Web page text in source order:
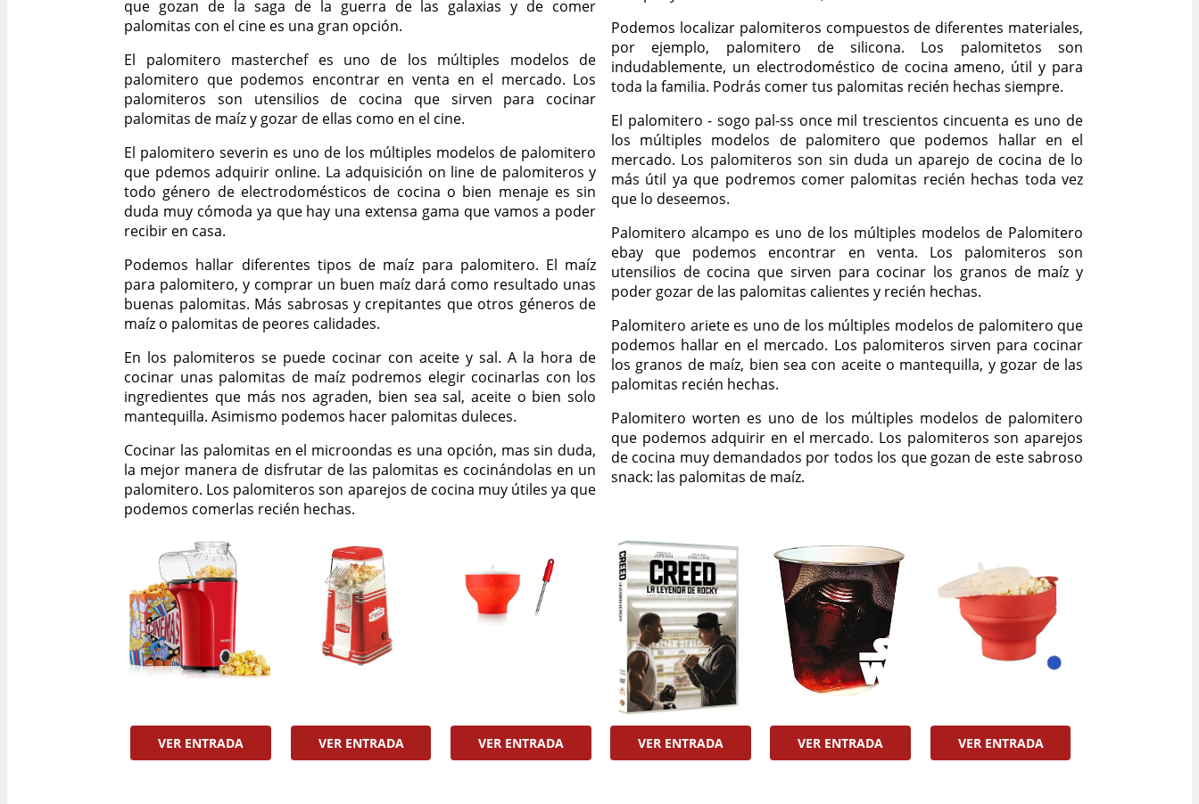
que gozan de la saga de la guerra de las galaxias y de comer
palomitas con el cine es una gran opción.
El palomitero masterchef es uno de los múltiples modelos de
palomitero que podemos encontrar en venta en el mercado. Los
palomiteros son utensilios de cocina que sirven para cocinar
palomitas de maíz y gozar de ellas como en el cine.
El palomitero severin es uno de los múltiples modelos de palomitero
que pdemos adquirir online. La adquisición on line de palomiteros y
todo género de electrodomésticos de cocina o bien menaje es sin
duda muy cómoda ya que hay una extensa gama que vamos a poder
recibir en casa.
Podemos hallar diferentes tipos de maíz para palomitero. El maíz
para palomitero, y comprar un buen maíz dará como resultado unas
buenas palomitas. Más sabrosas y crepitantes que otros géneros de
maíz o palomitas de peores calidades.
En los palomiteros se puede cocinar con aceite y sal. A la hora de
cocinar unas palomitas de maíz podremos elegir cocinarlas con los
ingredientes que más nos agraden, bien sea sal, aceite o bien solo
mantequilla. Asimismo podemos hacer palomitas duleces.
Cocinar las palomitas en el microondas es una opción, mas sin duda,
la mejor manera de disfrutar de las palomitas es cocinándolas en un
palomitero. Los palomiteros son aparejos de cocina muy útiles ya que
podemos comerlas recién hechas.
Podemos localizar palomiteros compuestos de diferentes materiales,
por ejemplo, palomitero de silicona. Los palomitetos son
indudablemente, un electrodoméstico de cocina ameno, útil y para
toda la familia. Podrás comer tus palomitas recién hechas siempre.
El palomitero - sogo pal-ss once mil trescientos cincuenta es uno de
los múltiples modelos de palomitero que podemos hallar en el
mercado. Los palomiteros son sin duda un aparejo de cocina de lo
más útil ya que podremos comer palomitas recién hechas toda vez
que lo deseemos.
Palomitero alcampo es uno de los múltiples modelos de Palomitero
ebay que podemos encontrar en venta. Los palomiteros son
utensilios de cocina que sirven para cocinar los granos de maíz y
poder gozar de las palomitas calientes y recién hechas.
Palomitero ariete es uno de los múltiples modelos de palomitero que
podemos hallar en el mercado. Los palomiteros sirven para cocinar
los granos de maíz, bien sea con aceite o mantequilla, y gozar de las
palomitas recién hechas.
Palomitero worten es uno de los múltiples modelos de palomitero
que podemos adquirir en el mercado. Los palomiteros son aparejos
de cocina muy demandados por todos los que gozan de este sabroso
snack: las palomitas de maíz.
VER ENTRADA VER ENTRADA VER ENTRADA VER ENTRADA VER ENTRADA VER ENTRADA